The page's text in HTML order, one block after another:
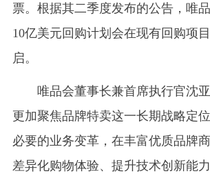
票。根据其二季度发布的公告，唯
10亿美元回购计划会在现有回购项
启。
唯品会董事长兼首席执行官沈
更加聚焦品牌特卖这一长期战略定
必要的业务变革，在丰富优质品牌
差异化购物体验、提升技术创新能